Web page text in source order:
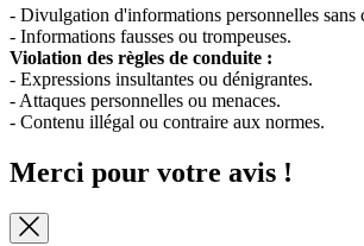
- Divulgation d'informations personnelles sans
- Informations fausses ou trompeuses.
Violation des règles de conduite :
- Expressions insultantes ou dénigrantes.
- Attaques personnelles ou menaces.
- Contenu illégal ou contraire aux normes.
Merci pour votre avis !